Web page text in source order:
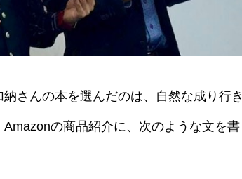
さんの本を選んだのは、自然な成り行き
の商品紹介に、次のような文を書